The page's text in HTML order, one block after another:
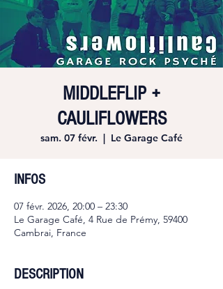
MIDDLEFLIP +
CAULIFLOWERS
sam. 07 févr.
  |
Le Garage Café
INFOS
07 févr. 2026, 20:00 – 23:30
Le Garage Café, 4 Rue de Prémy, 59400
Cambrai, France
DESCRIPTION